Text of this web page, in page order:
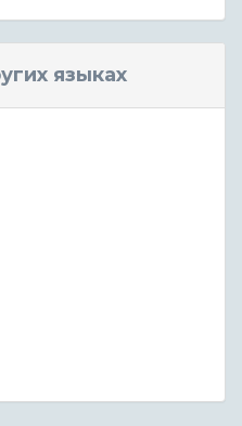
языках